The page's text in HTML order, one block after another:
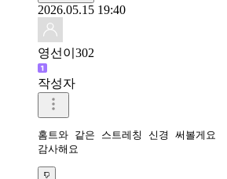
2026.05.15 19:40
영선이302
작성자
홈트와 같은 스트레칭 신경 써볼게요
감사해요